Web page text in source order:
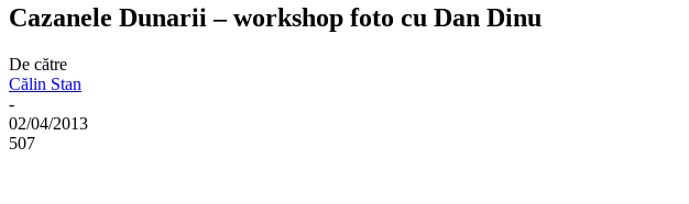
Cazanele Dunarii – workshop foto cu Dan Dinu
De către
Călin Stan
-
02/04/2013
507